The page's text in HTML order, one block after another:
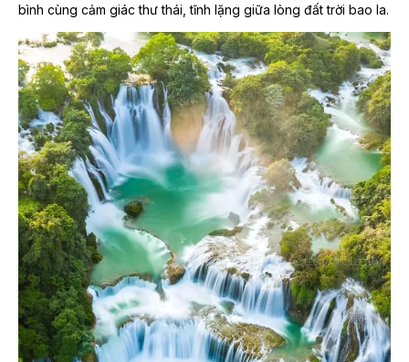
bình cùng cảm giác thư thái, tĩnh lặng giữa lòng đất trời bao la.